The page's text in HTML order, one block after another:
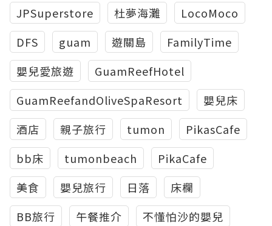
JPSuperstore
杜夢海灘
LocoMoco
DFS
guam 遊關島
FamilyTime
嬰兒愛旅遊
GuamReefHotel
GuamReefandOliveSpaResort
嬰兒床
酒店
親子旅行 tumon
PikasCafe
bb床
tumonbeach
PikaCafe
美食
嬰兒旅行 日落
床欄
BB旅行
午餐推介
不懂怕沙的嬰兒